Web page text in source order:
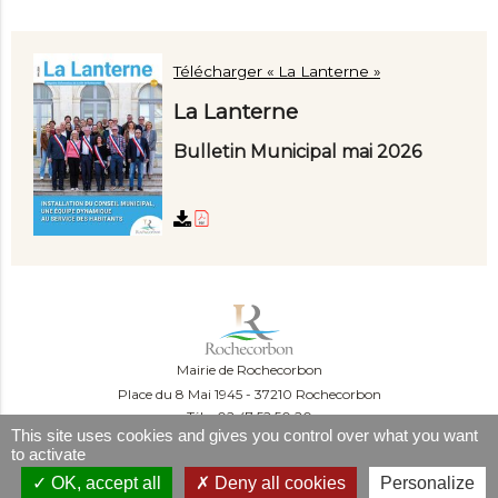
Télécharger « La Lanterne »
La Lanterne
Bulletin Municipal mai 2026
Mairie de Rochecorbon
Place du 8 Mai 1945
37210 Rochecorbon
Tél. : 02 47 52 50 20
Du lundi au mercredi :
Le jeudi :
This site uses cookies and gives you control over what you want
to activate
OK, accept all
Deny all cookies Personalize